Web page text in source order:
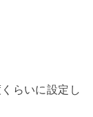
らいに設定し